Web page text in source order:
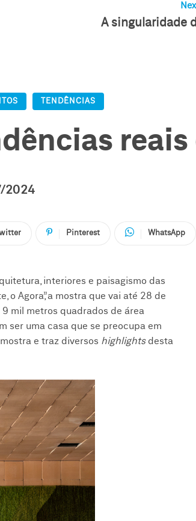
A singularidade
TENDÊNCIAS
2024
Pinterest WhatsApp
interiores e paisagismo das
o Agora”, a mostra que vai até 28 de
mil metros quadrados de área
ser uma casa que se preocupa em
e traz diversos highlightsdesta